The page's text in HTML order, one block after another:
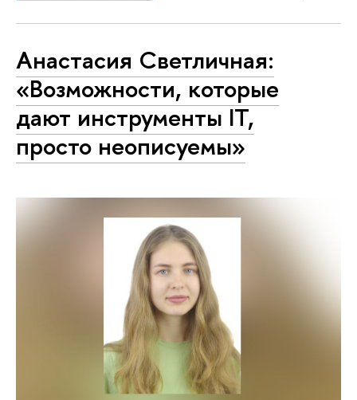
Анастасия Светличная:
«Возможности, которые
дают инструменты IT,
просто неописуемы»